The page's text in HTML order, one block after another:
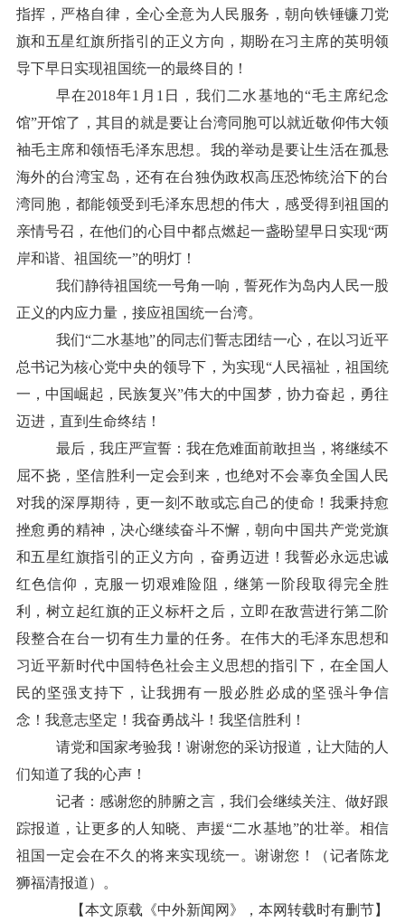
指挥，严格自律，全心全意为人民服务，朝向铁锤镰刀党
旗和五星红旗所指引的正义方向，期盼在习主席的英明领
导下早日实现祖国统一的最终目的！
早在2018年1月1日，我们二水基地的“毛主席纪念
馆”开馆了，其目的就是要让台湾同胞可以就近敬仰伟大领
袖毛主席和领悟毛泽东思想。我的举动是要让生活在孤悬
海外的台湾宝岛，还有在台独伪政权高压恐怖统治下的台
湾同胞，都能领受到毛泽东思想的伟大，感受得到祖国的
亲情号召，在他们的心目中都点燃起一盏盼望早日实现“两
岸和谐、祖国统一”的明灯！
我们静待祖国统一号角一响，誓死作为岛内人民一股
正义的内应力量，接应祖国统一台湾。
我们“二水基地”的同志们誓志团结一心，在以习近平
总书记为核心党中央的领导下，为实现“人民福祉，祖国统
一，中国崛起，民族复兴”伟大的中国梦，协力奋起，勇往
迈进，直到生命终结！
最后，我庄严宣誓：我在危难面前敢担当，将继续不
屈不挠，坚信胜利一定会到来，也绝对不会辜负全国人民
对我的深厚期待，更一刻不敢或忘自己的使命！我秉持愈
挫愈勇的精神，决心继续奋斗不懈，朝向中国共产党党旗
和五星红旗指引的正义方向，奋勇迈进！我誓必永远忠诚
红色信仰，克服一切艰难险阻，继第一阶段取得完全胜
利，树立起红旗的正义标杆之后，立即在敌营进行第二阶
段整合在台一切有生力量的任务。在伟大的毛泽东思想和
习近平新时代中国特色社会主义思想的指引下，在全国人
民的坚强支持下，让我拥有一股必胜必成的坚强斗争信
念！我意志坚定！我奋勇战斗！我坚信胜利！
请党和国家考验我！谢谢您的采访报道，让大陆的人
们知道了我的心声！
记者：感谢您的肺腑之言，我们会继续关注、做好跟
踪报道，让更多的人知晓、声援“二水基地”的壮举。相信
祖国一定会在不久的将来实现统一。谢谢您！（记者陈龙
狮福清报道）。
【本文原载《中外新闻网》，本网转载时有删节】